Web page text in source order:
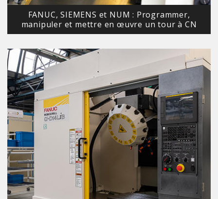
FANUC, SIEMENS et NUM : Programmer,
manipuler et mettre en œuvre un tour à CN